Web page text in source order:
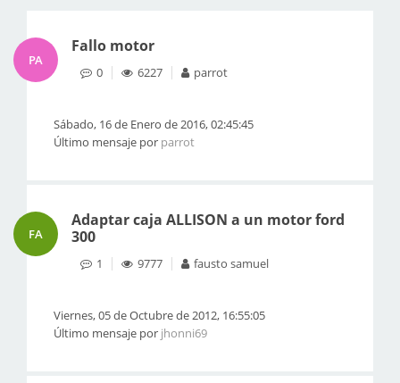
PA
Fallo motor
0 6227 parrot
Sábado, 16 de Enero de 2016, 02:45:45
Último mensaje por parrot
FA
Adaptar caja ALLISON a un motor ford
300
1 9777 fausto samuel
Viernes, 05 de Octubre de 2012, 16:55:05
Último mensaje por jhonni69